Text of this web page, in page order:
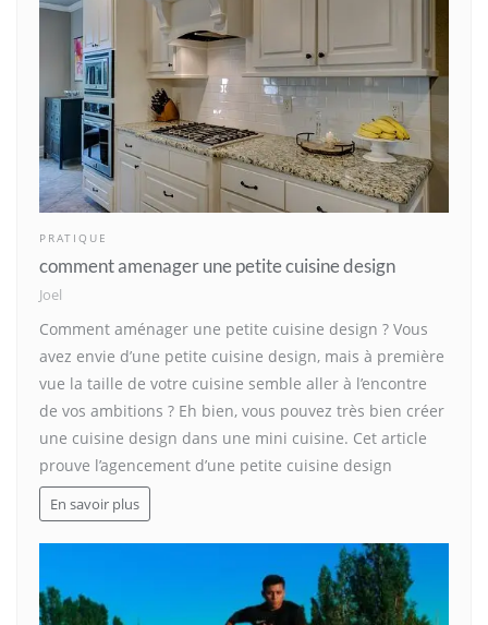
PRATIQUE
comment amenager une petite cuisine design
Joel
Comment aménager une petite cuisine design ? Vous
avez envie d’une petite cuisine design, mais à première
vue la taille de votre cuisine semble aller à l’encontre
de vos ambitions ? Eh bien, vous pouvez très bien créer
une cuisine design dans une mini cuisine. Cet article
prouve l’agencement d’une petite cuisine design
En savoir plus